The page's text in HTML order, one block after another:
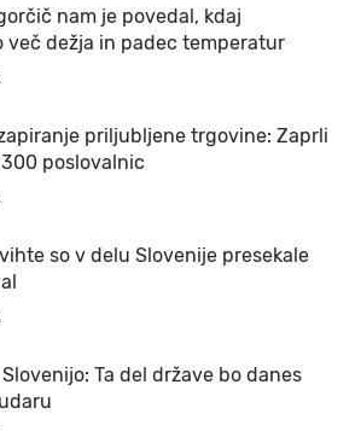
nam je povedal, kdaj
več dežja in padec temperatur
priljubljene trgovine: Zaprli
poslovalnic
so v delu Slovenije presekale
Ta del države bo danes